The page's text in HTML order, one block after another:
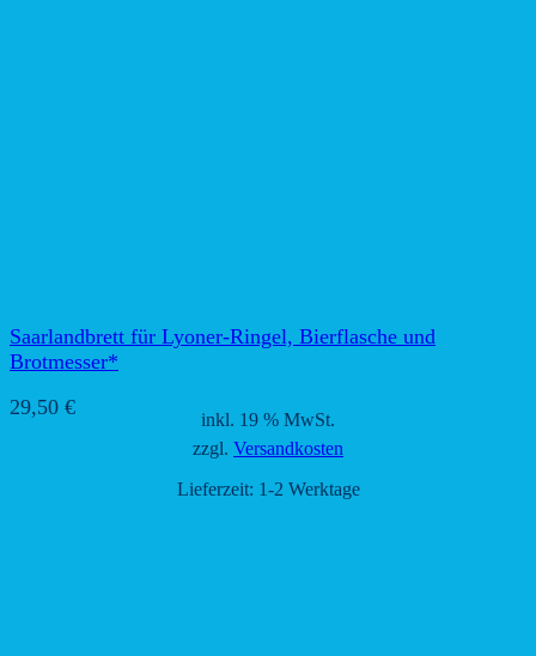
Saarlandbrett für Lyoner-Ringel, Bierflasche und
Brotmesser*
29,50 €
inkl. 19 % MwSt.
zzgl. Versandkosten
Lieferzeit: 1-2 Werktage